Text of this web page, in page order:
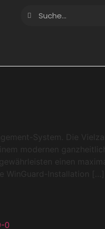
System. Die
modernen
einen
WinGuard-lnstallation […]
0